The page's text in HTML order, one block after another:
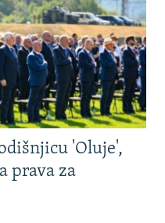
'Oluje',
prava za